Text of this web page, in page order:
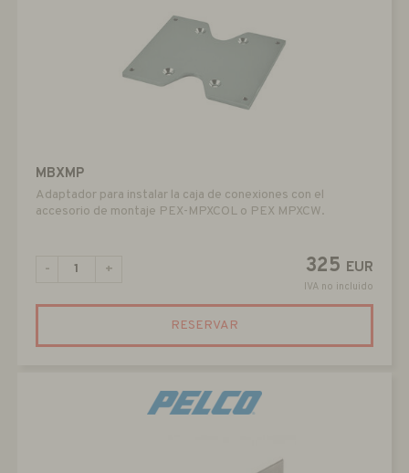
MBXMP
Adaptador para instalar la caja de conexiones con el
accesorio de montaje PEX-MPXCOL o PEX MPXCW.
325 EUR
IVA no incluido
- +
RESERVAR